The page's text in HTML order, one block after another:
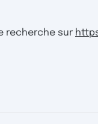
recherche sur